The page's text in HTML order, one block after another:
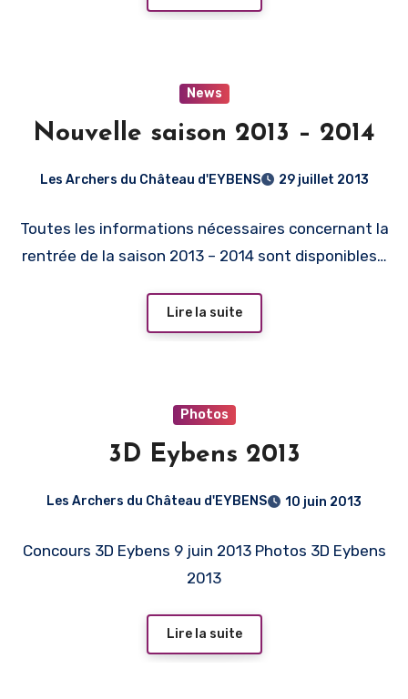
News
Nouvelle saison 2013 – 2014
Les Archers du Château d'EYBENS 29 juillet 2013
Toutes les informations nécessaires concernant la
rentrée de la saison 2013 – 2014 sont disponibles…
Lire la suite
Photos
3D Eybens 2013
Les Archers du Château d'EYBENS 10 juin 2013
Concours 3D Eybens 9 juin 2013 Photos 3D Eybens
2013
Lire la suite